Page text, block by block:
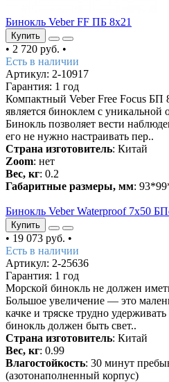
Бинокль Veber FF ПБ 8x21
Купить
• 2 720 руб. •
Есть в наличии
Артикул: 2-10917
Гарантия: 1 год
Компактный Veber Free Focus
является биноклем с уникальной
Бинокль позволяет вести
его не нужно настраивать пер..
Страна изготовитель: Китай
Zoom: нет
Вес, кг: 0.2
Габаритные размеры, мм:
Бинокль Veber Waterproof 7x50
Купить
• 19 073 руб. •
Есть в наличии
Артикул: 2-25636
Гарантия: 1 год
Морской бинокль не должен
Большое увеличение — это
качке и тряске трудно
бинокль должен быть свет..
Страна изготовитель: Китай
Вес, кг: 0.99
Влагостойкость: 30 минут
(азотонаполненный корпус)